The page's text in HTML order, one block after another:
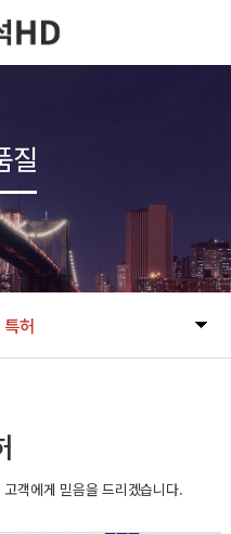
특허
질
객에게 믿음을 드리겠습니다.